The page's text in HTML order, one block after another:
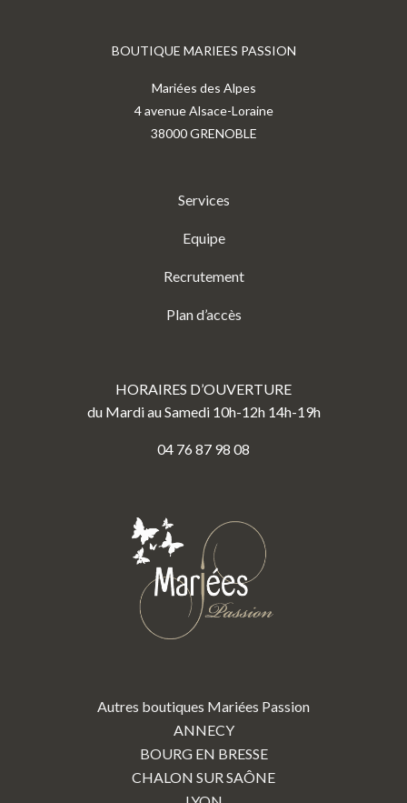
BOUTIQUE MARIEES PASSION
Mariées des Alpes
4 avenue Alsace-Loraine
38000 GRENOBLE
Services
Equipe
Recrutement
Plan d’accès
HORAIRES D’OUVERTURE
du Mardi au Samedi 10h-12h 14h-19h
04 76 87 98 08
Autres boutiques Mariées Passion
ANNECY
BOURG EN BRESSE
CHALON SUR SAÔNE